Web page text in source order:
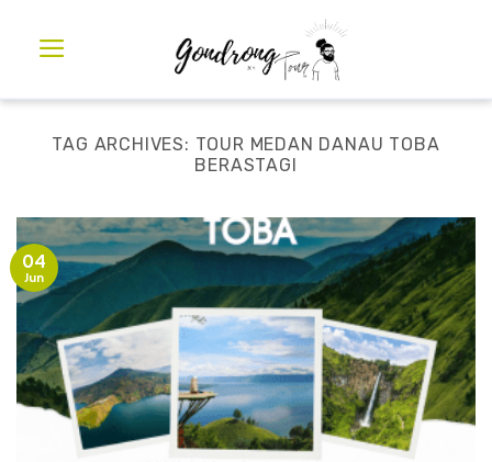
TAG ARCHIVES: TOUR MEDAN DANAU TOBA
BERASTAGI
04
Jun